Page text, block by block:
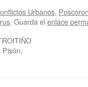
Urbanos,
. Guarda el enlace